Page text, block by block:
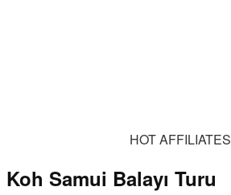
HOT AFFILIATES
Koh Samui Balayı Turu